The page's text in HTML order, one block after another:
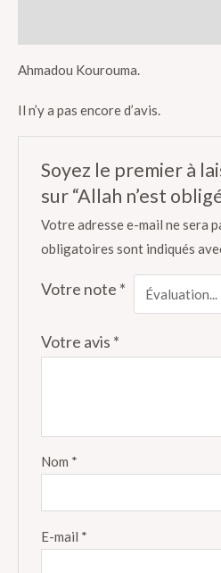
Ahmadou Kourouma.
Il n’y a pas encore d’avis.
Soyez le premier à
sur “Allah n’est
Votre adresse e-mail ne sera
obligatoires sont indiqués
Votre note *
Votre avis *
Nom *
E-mail *